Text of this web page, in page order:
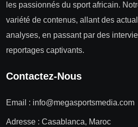
les passionnés du sport africain.
variété de contenus, allant des
analyses, en passant par des
reportages captivants.
Contactez-Nous
Email : info@megasportsmedia.com
Adresse : Casablanca, Maroc